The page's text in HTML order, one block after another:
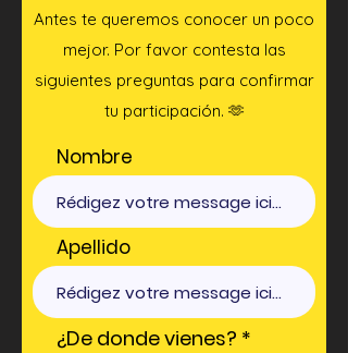
Antes te queremos conocer un poco
mejor. Por favor contesta las
siguientes preguntas para confirmar
tu participación. 🫶
Nombre
Apellido
¿De donde vienes?